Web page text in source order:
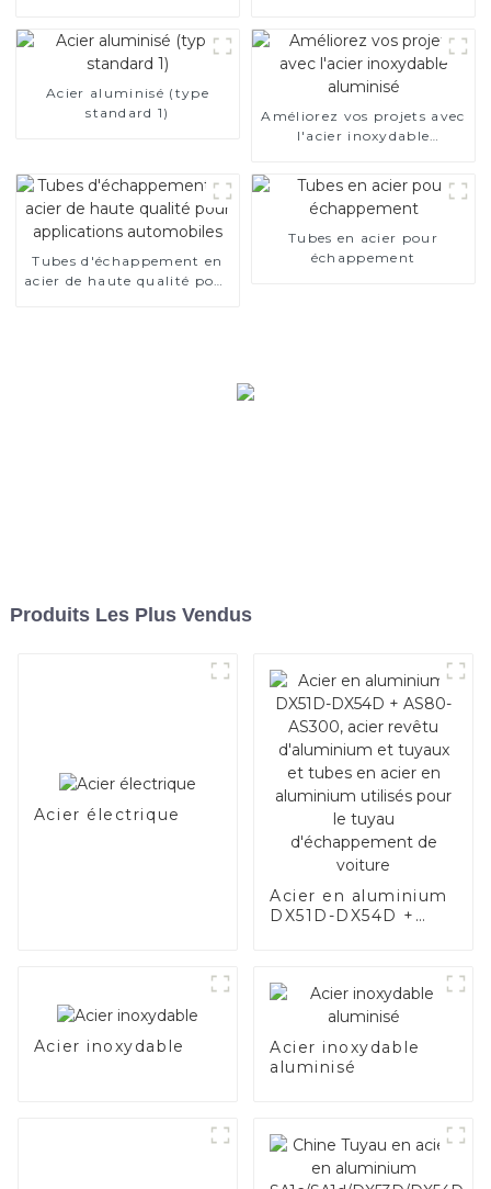
Acier aluminisé (type
standard 1)
Améliorez vos projets avec
l'acier inoxydable
Tubes d'échappement en
acier de haute qualité pour
Tubes en acier pour
échappement
Produits Les Plus Vendus
Acier électrique
Acier en aluminium
DX51D-DX54D +
en acier en
aluminium utilisés
d'échappement de
voiture
Acier inoxydable
Acier inoxydable
aluminisé